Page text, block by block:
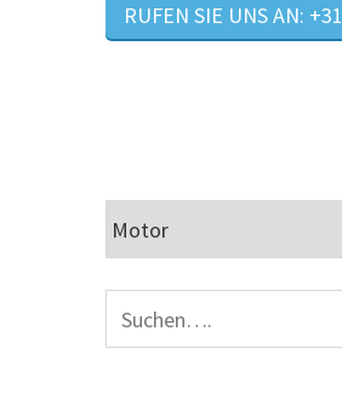
RUFEN SIE UNS AN: